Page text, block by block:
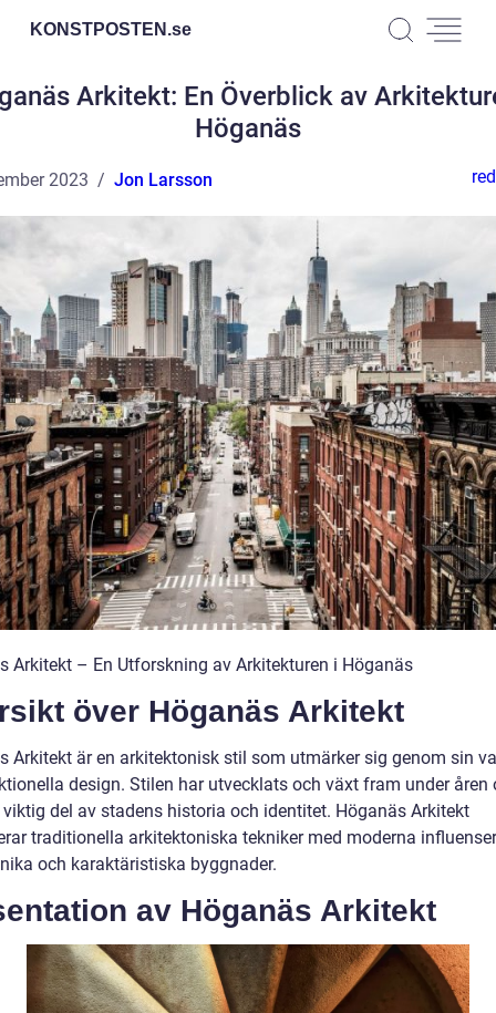
KONSTPOSTEN.se
Arkitekt: En Överblick av
Höganäs
2023 Jon Larsson
Arkitekt – En Utforskning av Arkitekturen i Höganäs
över Höganäs Arkitekt
Arkitekt är en arkitektonisk stil som utmärker sig genom sin
design. Stilen har utvecklats och växt fram under åren
del av stadens historia och identitet. Höganäs Arkitekt
traditionella arkitektoniska tekniker med moderna
och karaktäristiska byggnader.
av Höganäs Arkitekt